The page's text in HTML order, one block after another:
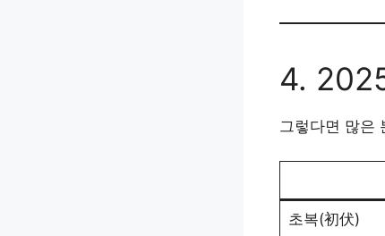
4.
그렇다면 많은
초복(初伏)